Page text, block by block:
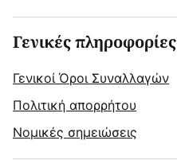
Γενικές πληροφορίες
Γενικοί Όροι Συναλλαγών
Πολιτική απορρήτου
Νομικές σημειώσεις